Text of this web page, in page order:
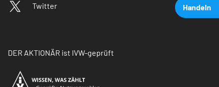
Handeln
Twitter
DER AKTIONÄR ist IVW-geprüft